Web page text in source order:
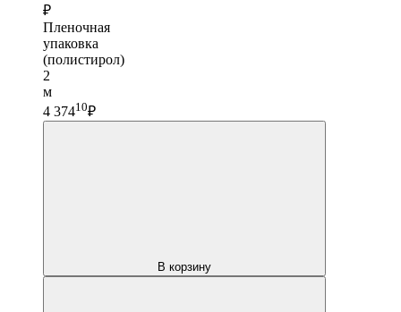
₽
Пленочная
упаковка
(полистирол)
2
м
4 37410₽
В корзину